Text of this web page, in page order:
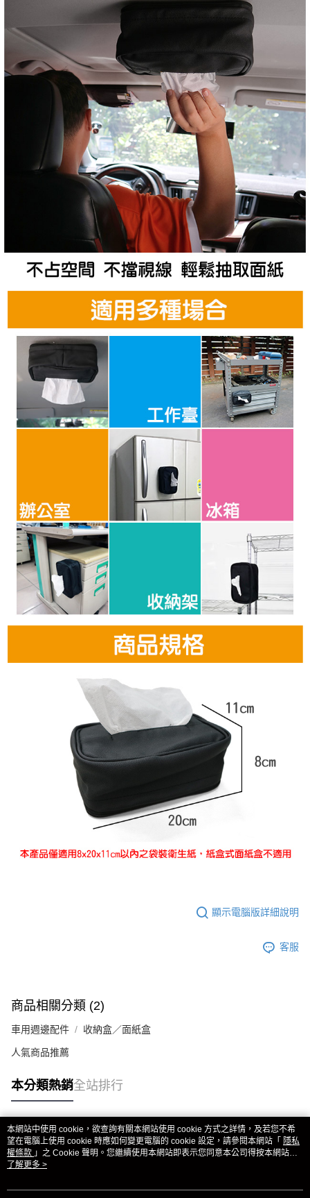
顯示電腦版詳細說明
客服
商品相關分類 (2)
車用週邊配件 收納盒／面紙盒
人氣商品推薦
本分類熱銷全站排行
熱門標籤
本網站中使用 cookie，欲查詢有關本網站使用 cookie 方式之詳情，及若您不希
望在電腦上使用 cookie 時應如何變更電腦的 cookie 設定，請參閱本網站「 隱私
權條款 」之 Cookie 聲明。您繼續使用本網站即表示您同意本公司得按本網站使
用條款之 Cookie 聲明使用 cookie。
了解更多 >